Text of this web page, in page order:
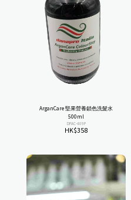
ArganCare 堅果營養鎖色洗髮水
500ml
DPAC-409P
HK$358